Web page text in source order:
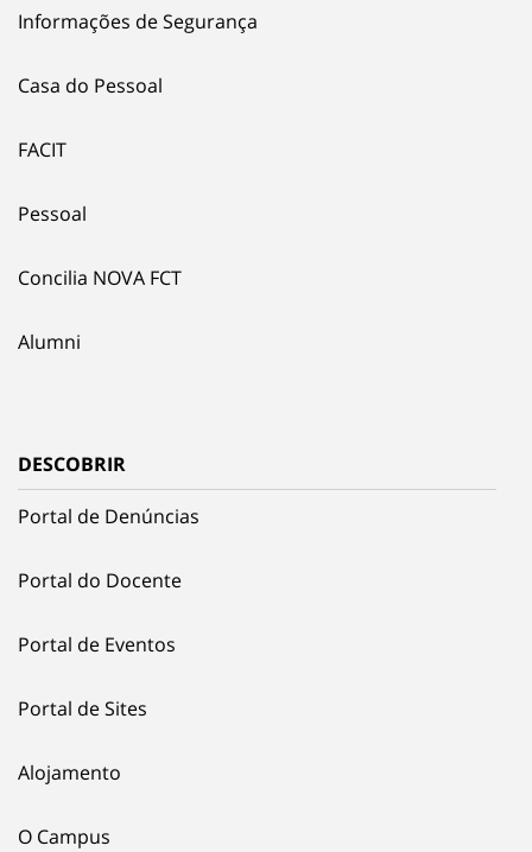
Informações de Segurança
Casa do Pessoal
FACIT
Pessoal
Concilia NOVA FCT
Alumni
DESCOBRIR
Portal de Denúncias
Portal do Docente
Portal de Eventos
Portal de Sites
Alojamento
O Campus